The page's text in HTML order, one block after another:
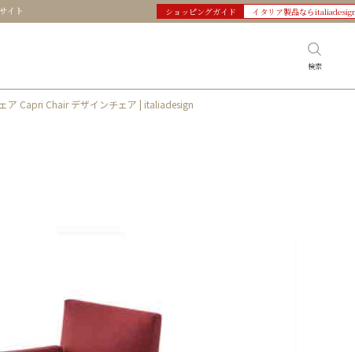
イト ショッピングガイド イタリア製品なら
検索
ア Capri Chair デザインチェア | italiadesign